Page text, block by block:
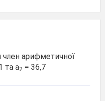
арифметичної
та а2 = 36,7